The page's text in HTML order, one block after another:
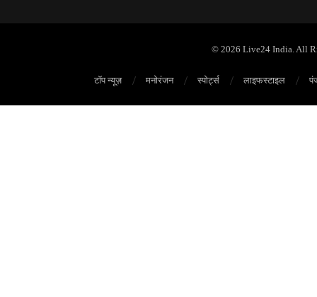
© 2026 Live24 India. All
टॉप न्यूज़ मनोरंजन स्पोर्ट्स लाइफस्टाइल